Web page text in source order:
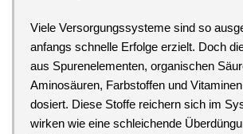
Viele Versorgungssysteme sind so
anfangs schnelle Erfolge erzielt. Doch
aus Spurenelementen, organischen
Aminosäuren, Farbstoffen und
dosiert. Diese Stoffe reichern sich im
wirken wie eine schleichende